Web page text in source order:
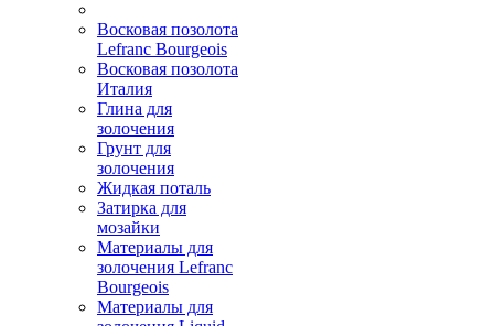
Восковая позолота
Lefranc Bourgeois
Восковая позолота
Италия
Глина для
золочения
Грунт для
золочения
Жидкая поталь
Затирка для
мозайки
Материалы для
золочения Lefranc
Bourgeois
Материалы для